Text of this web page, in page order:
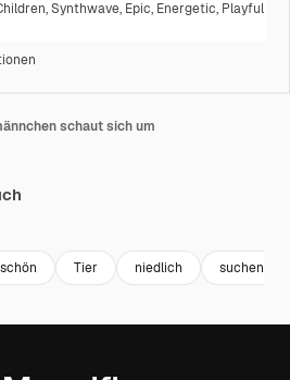
,Synthwave, Epic, Energetic, Playful
schaut sich um
schön Tier niedlich suchen